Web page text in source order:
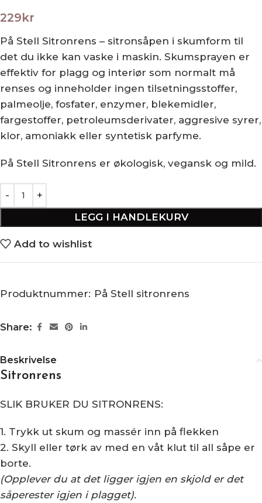
229kr
På Stell Sitronrens – sitronsåpen i skumform til
det du ikke kan vaske i maskin. Skumsprayen er
effektiv for plagg og interiør som normalt må
renses og inneholder ingen tilsetningsstoffer,
palmeolje, fosfater, enzymer, blekemidler,
fargestoffer, petroleumsderivater, aggresive syrer,
klor, amoniakk eller syntetisk parfyme.
På Stell Sitronrens er økologisk, vegansk og mild.
LEGG I HANDLEKURV
Add to wishlist
Produktnummer: På Stell sitronrens
Share:
Beskrivelse
Sitronrens
SLIK BRUKER DU SITRONRENS:
1. Trykk ut skum og massér inn på flekken
2. Skyll eller tørk av med en våt klut til all såpe er
borte.
(Opplever du at det ligger igjen en skjold er det
såperester igjen i plagget).